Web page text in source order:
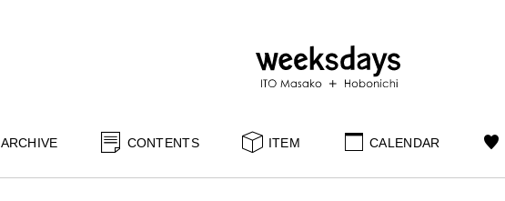
ARCHIVE CONTENTS ITEM CALENDAR